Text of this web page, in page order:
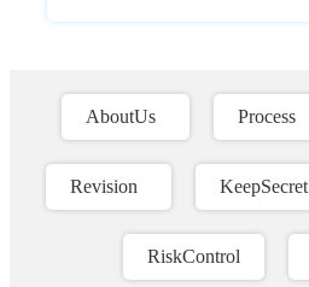
AboutUs Process
Revision KeepSecret
RiskControl